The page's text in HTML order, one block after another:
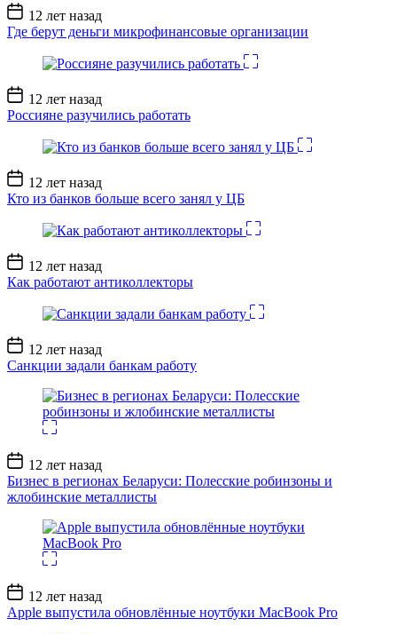
Дата
записи
12 лет назад
Где берут деньги микрофинансовые организации
Дата
записи
12 лет назад
Россияне разучились работать
Дата
записи
12 лет назад
Кто из банков больше всего занял у ЦБ
Дата
записи
12 лет назад
Как работают антиколлекторы
Дата
записи
12 лет назад
Санкции задали банкам работу
Дата
записи
12 лет назад
Бизнес в регионах Беларуси: Полесские робинзоны и
жлобинские металлисты
Дата
записи
12 лет назад
Apple выпустила обновлённые ноутбуки MacBook Pro